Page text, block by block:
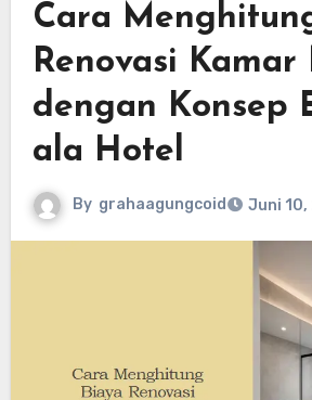
Cara
Renovasi Kamar
dengan Konsep
ala Hotel
By grahaagungcoid Juni 10,